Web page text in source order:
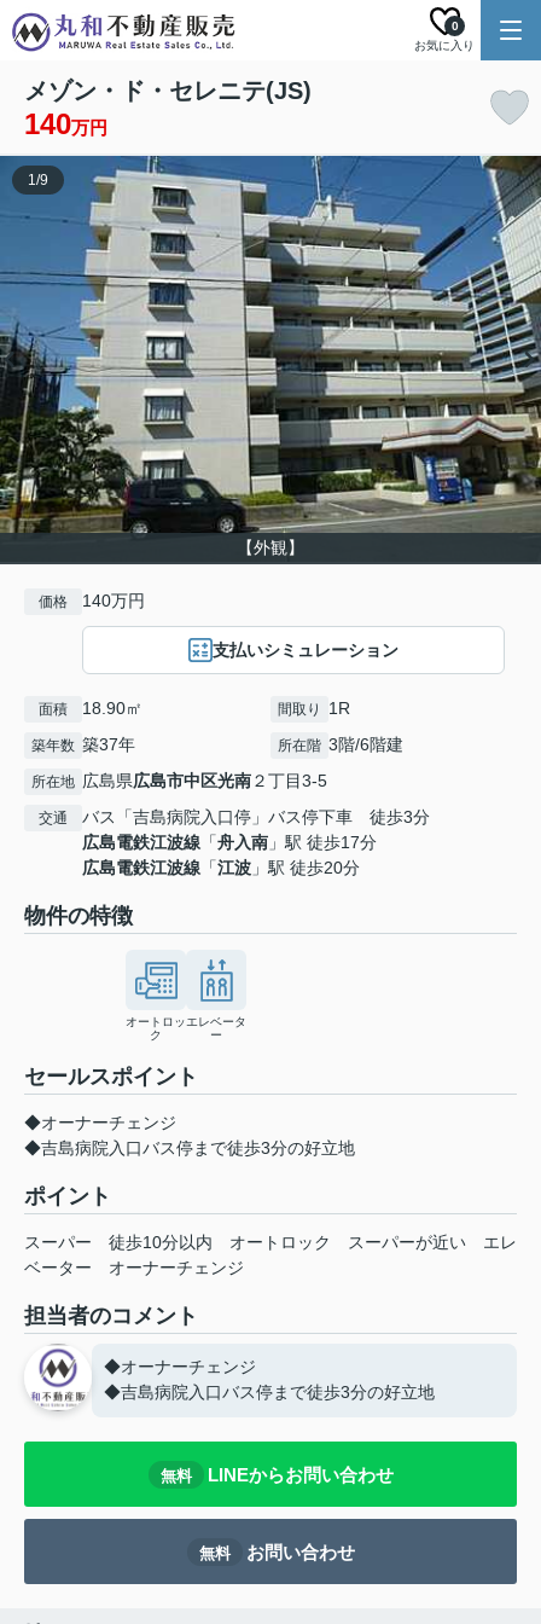
お気に入り
0
メゾン・ド・セレニテ(JS)
140万円
【外観】
1/9
価格 140万円
支払いシミュレーション
面積 18.90㎡ 間取り 1R
築年数 築37年 所在階 3階/6階建
所在地 広島県広島市中区光南２丁目3-5
交通
バス「吉島病院入口停」バス停下車 徒歩3分
広島電鉄江波線 「舟入南 」駅 徒歩17分
広島電鉄江波線 「江波 」駅 徒歩20分
物件の特徴
オートロッ
ク
エレベータ
ー
セールスポイント
◆オーナーチェンジ
◆吉島病院入口バス停まで徒歩3分の好立地
ポイント
スーパー 徒歩10分以内 オートロック スーパーが近い
エレ
ベーター
オーナーチェンジ
担当者のコメント
◆オーナーチェンジ
◆吉島病院入口バス停まで徒歩3分の好立地
無料 LINEからお問い合わせ
無料 お問い合わせ